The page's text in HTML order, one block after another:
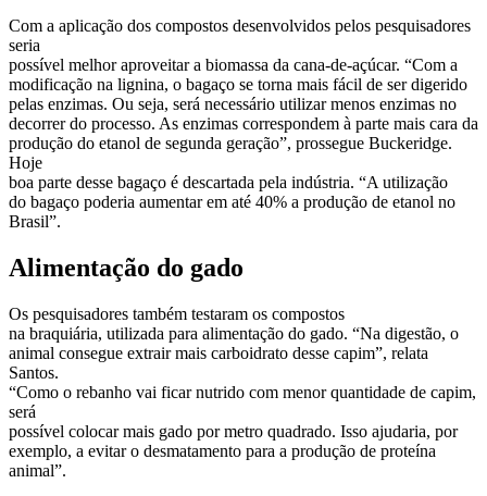
Com a aplicação dos compostos desenvolvidos pelos pesquisadores
seria
possível melhor aproveitar a biomassa da cana-de-açúcar. “Com a
modificação na lignina, o bagaço se torna mais fácil de ser digerido
pelas enzimas. Ou seja, será necessário utilizar menos enzimas no
decorrer do processo. As enzimas correspondem à parte mais cara da
produção do etanol de segunda geração”, prossegue Buckeridge.
Hoje
boa parte desse bagaço é descartada pela indústria. “A utilização
do bagaço poderia aumentar em até 40% a produção de etanol no
Brasil”.
Alimentação do gado
Os pesquisadores também testaram os compostos
na braquiária, utilizada para alimentação do gado. “Na digestão, o
animal consegue extrair mais carboidrato desse capim”, relata
Santos.
“Como o rebanho vai ficar nutrido com menor quantidade de capim,
será
possível colocar mais gado por metro quadrado. Isso ajudaria, por
exemplo, a evitar o desmatamento para a produção de proteína
animal”.